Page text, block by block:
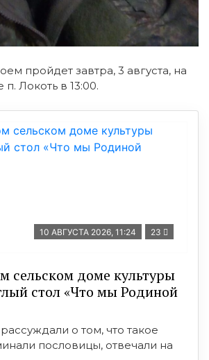
пройдет завтра, 3 августа, на
Локоть в 13:00.
10 АВГУСТА 2026, 11:24 23
сельском доме культуры
стол «Что мы Родиной
о том, что такое
пословицы, отвечали на